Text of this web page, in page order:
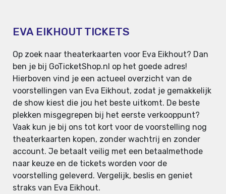
EVA EIKHOUT TICKETS
Op zoek naar theaterkaarten voor Eva Eikhout? Dan
ben je bij GoTicketShop.nl op het goede adres!
Hierboven vind je een actueel overzicht van de
voorstellingen van Eva Eikhout, zodat je gemakkelijk
de show kiest die jou het beste uitkomt. De beste
plekken misgegrepen bij het eerste verkooppunt?
Vaak kun je bij ons tot kort voor de voorstelling nog
theaterkaarten kopen, zonder wachtrij en zonder
account. Je betaalt veilig met een betaalmethode
naar keuze en de tickets worden voor de
voorstelling geleverd. Vergelijk, beslis en geniet
straks van Eva Eikhout.